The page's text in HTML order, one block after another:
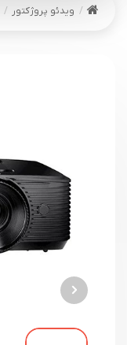
ویدئو پروژکتور